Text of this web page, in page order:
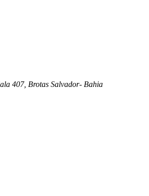
407, Brotas Salvador- Bahia